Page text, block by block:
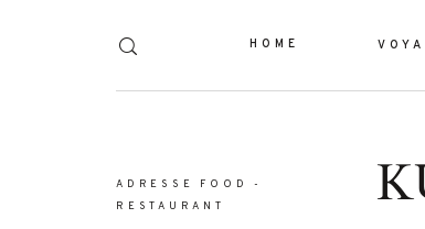
HOME
ADRESSE FOOD -
RESTAURANT
Dolor